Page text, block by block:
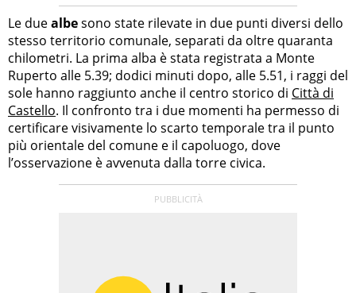
Le duealbesono state rilevate in due punti diversi dello
stesso territorio comunale, separati da oltre quaranta
chilometri. La prima alba è stata registrata a Monte
Ruperto alle 5.39; dodici minuti dopo, alle 5.51, i raggi del
sole hanno raggiunto anche il centro storico di Città di
Castello. Il confronto tra i due momenti ha permesso di
certificare visivamente lo scarto temporale tra il punto
più orientale del comune e il capoluogo, dove
l’osservazione è avvenuta dalla torre civica.